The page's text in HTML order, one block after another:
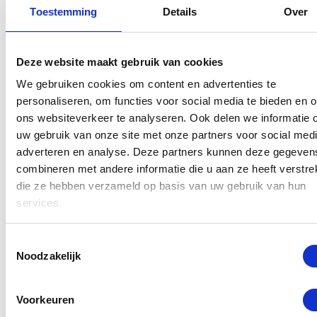
Toestemming Details Over
Deze website maakt gebruik van cookies
We gebruiken cookies om content en advertenties te
personaliseren, om functies voor social media te bieden en
ons websiteverkeer te analyseren. Ook delen we informatie
uw gebruik van onze site met onze partners voor social
adverteren en analyse. Deze partners kunnen deze
combineren met andere informatie die u aan ze heeft
die ze hebben verzameld op basis van uw gebruik van hun
services.
Noodzakelijk
Voorkeuren
onderdelen rechtstreeks bij Apple kunnen bestellen
en reparaties uitvoeren met Apple diagnose tools.
zichtbaar is in de instellingen van uw toestel na
vervanging van een onderdeel dat via Apple
programma is gerepareerd. Hiermee onderscheiden
wij ons van andere reparateurs en hebben erkende
medewerkers die (Apple Certified iOS Technician) en
ACMT (Apple Certified Macintosh Technician) zijn.
Meer info hierover vindt u hier.
reparaties worden uitgevoerd meestal binnen 1 dag
gebruik wordt gemaakt van originele onderdelen.